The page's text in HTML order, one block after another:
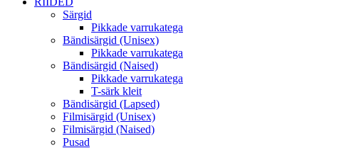
Särgid
Pikkade varrukatega
Bändisärgid (Unisex)
Pikkade varrukatega
Bändisärgid (Naised)
Pikkade varrukatega
T-särk kleit
Bändisärgid (Lapsed)
Filmisärgid (Unisex)
Filmisärgid (Naised)
Pusad